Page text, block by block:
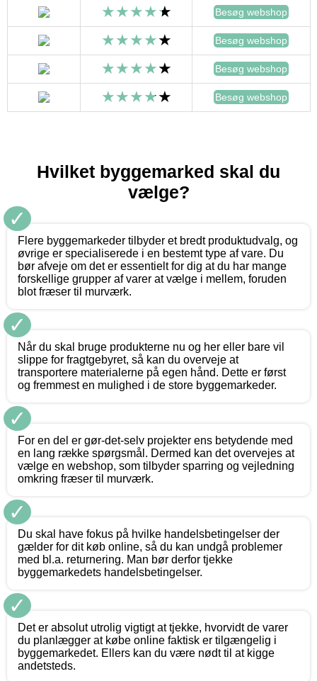
Besøg webshop
Besøg webshop
Besøg webshop
Besøg webshop
Hvilket byggemarked skal du
vælge?
✓
Flere byggemarkeder tilbyder et bredt produktudvalg, og
øvrige er specialiserede i en bestemt type af vare. Du
bør afveje om det er essentielt for dig at du har mange
forskellige grupper af varer at vælge i mellem, foruden
blot fræser til murværk.
✓
Når du skal bruge produkterne nu og her eller bare vil
slippe for fragtgebyret, så kan du overveje at
transportere materialerne på egen hånd. Dette er først
og fremmest en mulighed i de store byggemarkeder.
✓
For en del er gør-det-selv projekter ens betydende med
en lang række spørgsmål. Dermed kan det overvejes at
vælge en webshop, som tilbyder sparring og vejledning
omkring fræser til murværk.
✓
Du skal have fokus på hvilke handelsbetingelser der
gælder for dit køb online, så du kan undgå problemer
med bl.a. returnering. Man bør derfor tjekke
byggemarkedets handelsbetingelser.
✓
Det er absolut utrolig vigtigt at tjekke, hvorvidt de varer
du planlægger at købe online faktisk er tilgængelig i
byggemarkedet. Ellers kan du være nødt til at kigge
andetsteds.